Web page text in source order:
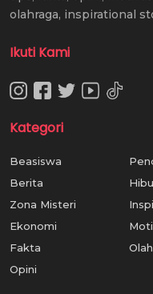
olahraga, inspirational
Ikuti Kami
Kategori
Beasiswa
Berita
Zona Misteri
Ekonomi
Fakta
Opini